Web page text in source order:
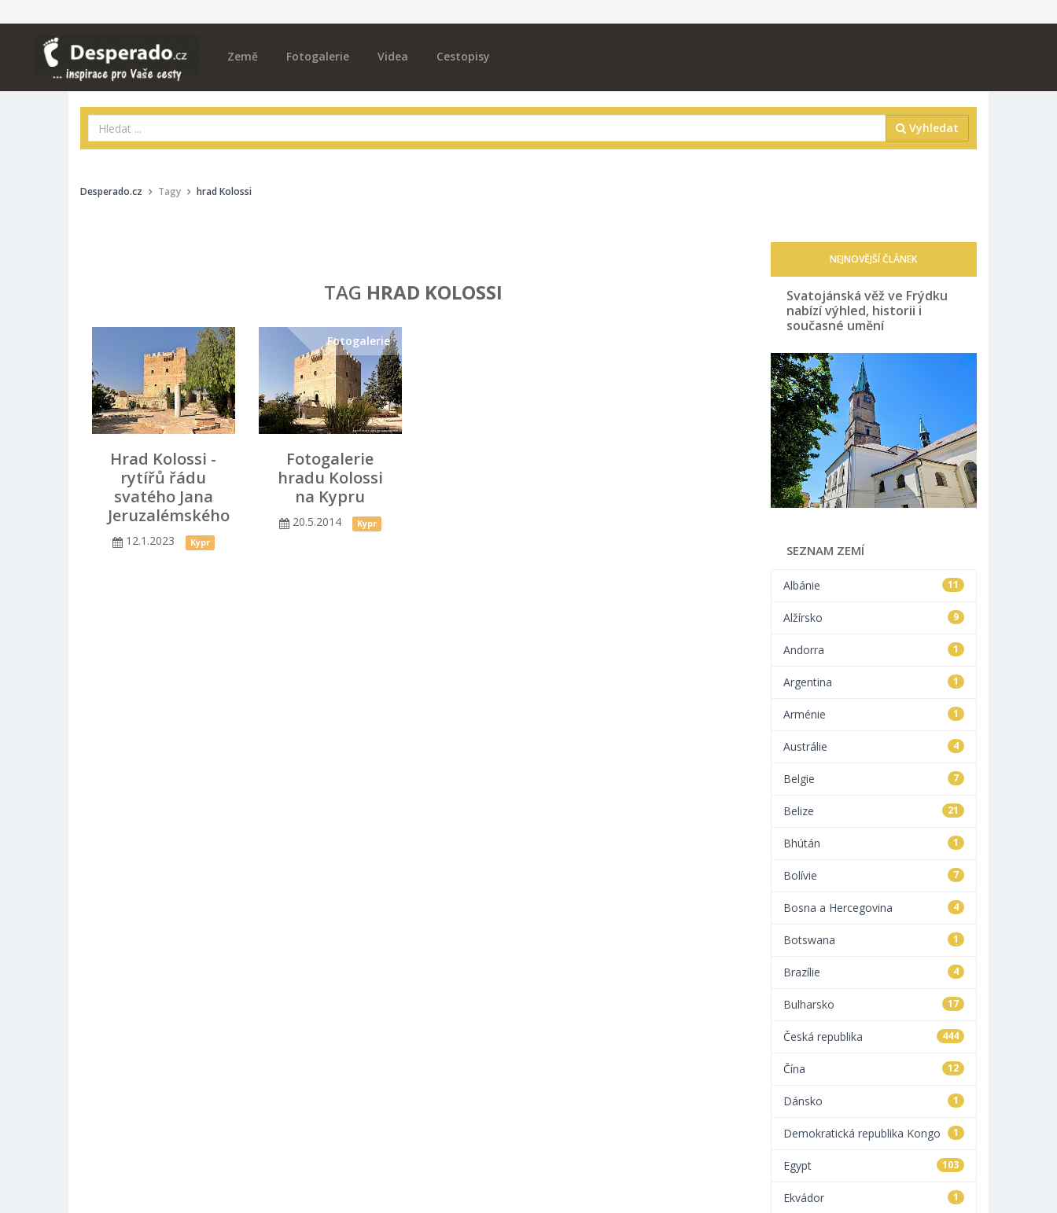
Země Fotogalerie Videa Cestopisy
Vyhledat
Desperado.cz Tagy hrad Kolossi
TAG HRAD KOLOSSI
Hrad Kolossi -
rytířů řádu
svatého Jana
Jeruzalémského
12.1.2023 Kypr
Fotogalerie
Fotogalerie
hradu Kolossi
na Kypru
20.5.2014 Kypr
NEJNOVĚJŠÍ ČLÁNEK
Svatojánská věž ve Frýdku
nabízí výhled, historii i
současné umění
SEZNAM ZEMÍ
11
Albánie
9
Alžírsko
1
Andorra
1
Argentina
1
Arménie
4
Austrálie
7
Belgie
21
Belize
1
Bhútán
7
Bolívie
4
Bosna a Hercegovina
1
Botswana
4
Brazílie
17
Bulharsko
444
Česká republika
12
Čína
1
Dánsko
1
Demokratická republika Kongo
103
Egypt
1
Ekvádor